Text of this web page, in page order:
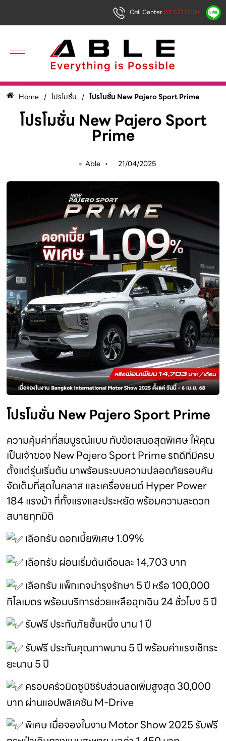
Call Center02 821 0039
Home / โปรโมชั่น / โปรโมชั่น New Pajero Sport Prime
โปรโมชั่น New Pajero Sport
Prime
● Able • 21/04/2025
โปรโมชั่น New Pajero Sport Prime
ความคุ้มค่าที่สมบูรณ์แบบ กับข้อเสนอสุดพิเศษ ให้คุณ
เป็นเจ้าของ New Pajero Sport Prime รถดีที่มีครบ
ตั้งแต่รุ่นเริ่มต้น มาพร้อมระบบความปลอดภัยรอบคัน
จัดเต็มที่สุดในคลาส และเครื่องยนต์ Hyper Power
184 แรงม้า ที่ทั้งแรงและประหยัด พร้อมความสะดวก
สบายทุกมิติ
เลือกรับ ดอกเบี้ยพิเศษ 1.09%
เลือกรับ ผ่อนเริ่มต้นเดือนละ 14,703 บาท
เลือกรับ แพ็กเกจบำรุงรักษา 5 ปี หรือ 100,000
กิโลเมตร พร้อมบริการช่วยเหลือฉุกเฉิน 24 ชั่วโมง 5 ปี
รับฟรี ประกันภัยชั้นหนึ่ง นาน 1 ปี
รับฟรี ประกันคุณภาพนาน 5 ปี พร้อมค่าแรงเช็กระ
ยะนาน 5 ปี
ครอบครัวมิตซูบิชิรับส่วนลดเพิ่มสูงสุด 30,000
บาท ผ่านแอปพลิเคชัน M-Drive
พิเศษ เมื่อจองในงาน Motor Show 2025 รับฟรี